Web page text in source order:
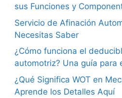
sus Funciones y
Servicio de Afinación
Necesitas Saber
¿Cómo funciona el
automotriz? Una guía para
¿Qué Significa WOT en
Aprende los Detalles Aquí